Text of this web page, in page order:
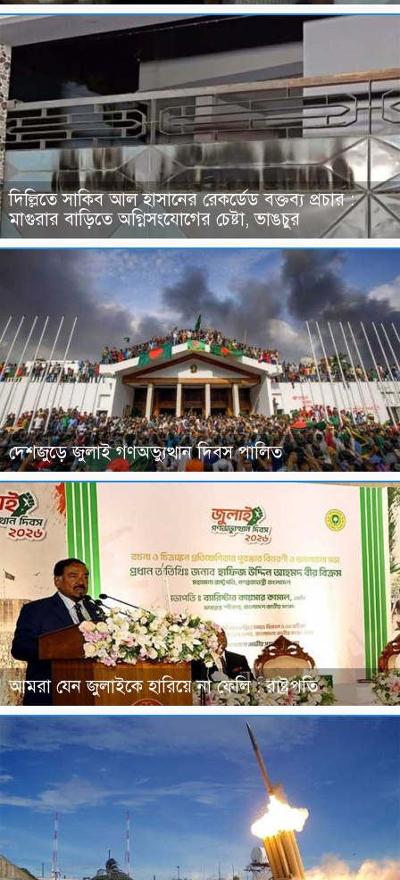
দিল্লিতে সাকিব আল হাসানের রেকর্ডেড বক্তব্য প্রচার :
মাগুরার বাড়িতে অগ্নিসংযোগের চেষ্টা, ভাঙচুর
দেশজুড়ে জুলাই গণঅভ্যুত্থান দিবস পালিত
আমরা যেন জুলাইকে হারিয়ে না ফেলি : রাষ্ট্রপতি